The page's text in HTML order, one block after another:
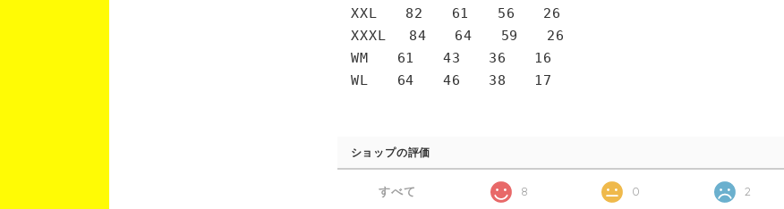
XXL 82 61 56 26
XXXL 84 64 59 26
WM 61 43 36 16
WL 64 46 38 17
ショップの評価
すべて 8 0 2